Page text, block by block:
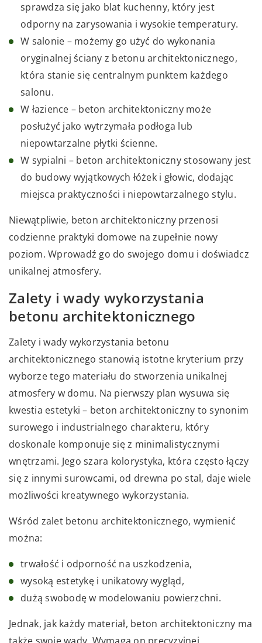
sprawdza się jako blat kuchenny, który jest
odporny na zarysowania i wysokie temperatury.
W salonie – możemy go użyć do wykonania
oryginalnej ściany z betonu architektonicznego,
która stanie się centralnym punktem każdego
salonu.
W łazience – beton architektoniczny może
posłużyć jako wytrzymała podłoga lub
niepowtarzalne płytki ścienne.
W sypialni – beton architektoniczny stosowany jest
do budowy wyjątkowych łóżek i głowic, dodając
miejsca praktyczności i niepowtarzalnego stylu.
Niewątpliwie, beton architektoniczny przenosi
codzienne praktyki domowe na zupełnie nowy
poziom. Wprowadź go do swojego domu i doświadcz
unikalnej atmosfery.
Zalety i wady wykorzystania
betonu architektonicznego
Zalety i wady wykorzystania betonu
architektonicznego stanowią istotne kryterium przy
wyborze tego materiału do stworzenia unikalnej
atmosfery w domu. Na pierwszy plan wysuwa się
kwestia estetyki – beton architektoniczny to synonim
surowego i industrialnego charakteru, który
doskonale komponuje się z minimalistycznymi
wnętrzami. Jego szara kolorystyka, która często łączy
się z innymi surowcami, od drewna po stal, daje wiele
możliwości kreatywnego wykorzystania.
Wśród zalet betonu architektonicznego, wymienić
można:
trwałość i odporność na uszkodzenia,
wysoką estetykę i unikatowy wygląd,
dużą swobodę w modelowaniu powierzchni.
Jednak, jak każdy materiał, beton architektoniczny ma